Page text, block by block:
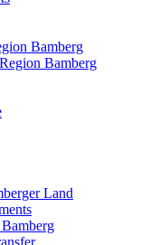
Bamberg
Bamberg
Land